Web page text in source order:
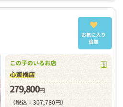
お気に入り
追加
この子のいるお店
心斎橋店
279,800円
（税込：307,780円）